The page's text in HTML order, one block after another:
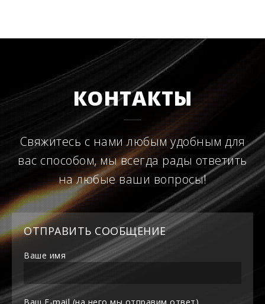
КОНТАКТЫ
Свяжитесь с нами любым удобным для
вас способом, мы всегда рады ответить
на любые ваши вопросы!
ОТПРАВИТЬ СООБЩЕНИЕ
Ваше имя